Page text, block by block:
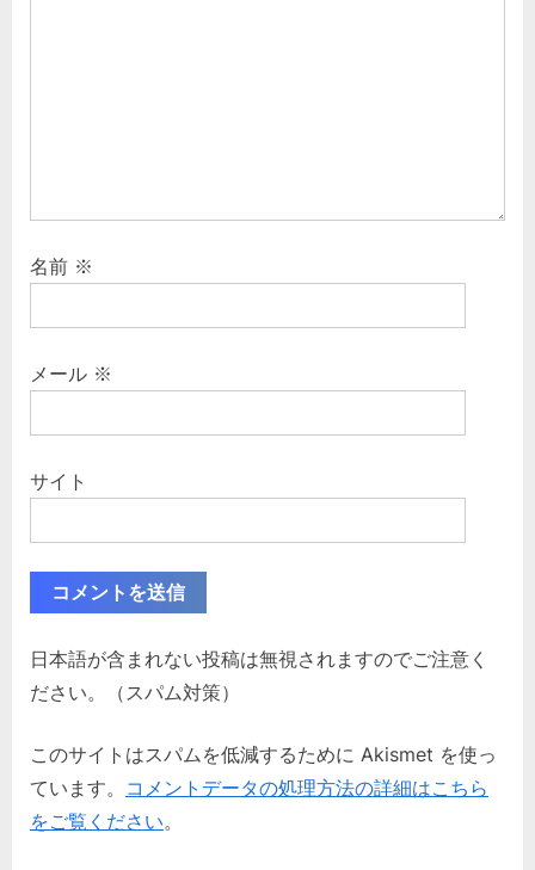
名前 ※
メール ※
サイト
日本語が含まれない投稿は無視されますのでご注意く
ださい。（スパム対策）
このサイトはスパムを低減するために Akismet を使っ
ています。 コメントデータの処理方法の詳細はこちら
をご覧ください。